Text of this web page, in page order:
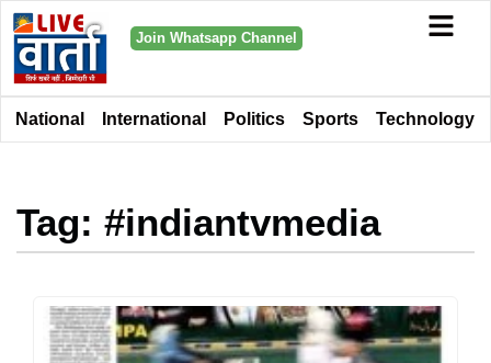
Join Whatsapp Channel
National International Politics Sports Technology
Tag: #indiantvmedia